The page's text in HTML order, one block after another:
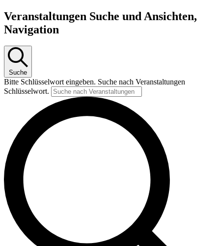
Veranstaltungen
for
Mai
2026
Veranstaltungen Suche und Ansichten,
Navigation
Suche
Bitte Schlüsselwort eingeben. Suche nach Veranstaltungen
Schlüsselwort.